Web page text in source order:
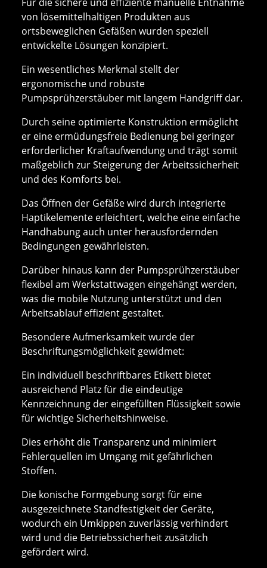
von lösemittelhaltigen Produkten aus
ortsbeweglichen Gefäßen wurden speziell
entwickelte Lösungen konzipiert.
Ein wesentliches Merkmal stellt der
ergonomische und robuste
Pumpsprühzerstäuber mit langem Handgriff dar.
Durch seine optimierte Konstruktion ermöglicht
er eine ermüdungsfreie Bedienung bei geringer
erforderlicher Kraftaufwendung und trägt somit
maßgeblich zur Steigerung der Arbeitssicherheit
und des Komforts bei.
Das Öffnen der Gefäße wird durch integrierte
Haptikelemente erleichtert, welche eine einfache
Handhabung auch unter herausfordernden
Bedingungen gewährleisten.
Darüber hinaus kann der Pumpsprühzerstäuber
flexibel am Werkstattwagen eingehängt werden,
was die mobile Nutzung unterstützt und den
Arbeitsablauf effizient gestaltet.
Besondere Aufmerksamkeit wurde der
Beschriftungsmöglichkeit gewidmet:
Ein individuell beschriftbares Etikett bietet
ausreichend Platz für die eindeutige
Kennzeichnung der eingefüllten Flüssigkeit sowie
für wichtige Sicherheitshinweise.
Dies erhöht die Transparenz und minimiert
Fehlerquellen im Umgang mit gefährlichen
Stoffen.
Die konische Formgebung sorgt für eine
ausgezeichnete Standfestigkeit der Geräte,
wodurch ein Umkippen zuverlässig verhindert
wird und die Betriebssicherheit zusätzlich
gefördert wird.